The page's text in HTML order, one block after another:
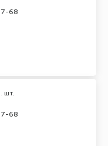
68
68
шт.